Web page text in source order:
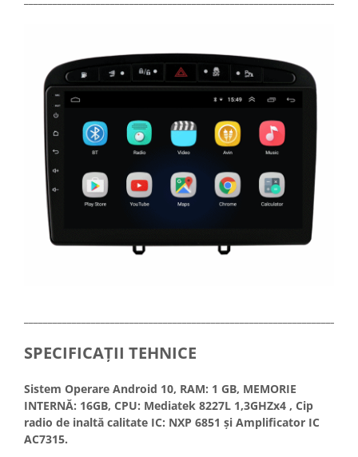
SPECIFICAȚII TEHNICE
Sistem Operare Android 10, RAM: 1 GB, MEMORIE
INTERNĂ: 16GB, CPU: Mediatek 8227L 1,3GHZx4 , Cip
radio de inaltă calitate IC: NXP 6851 și Amplificator IC
AC7315.